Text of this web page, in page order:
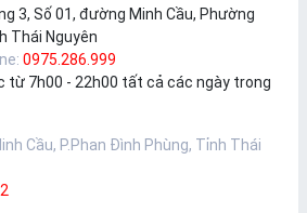
3, Số 01, đường Minh Cầu, Phường
Thái Nguyên
0975.286.999
từ 7h00 - 22h00 tất cả các ngày trong
Cầu, P.Phan Đình Phùng, Tỉnh Thái